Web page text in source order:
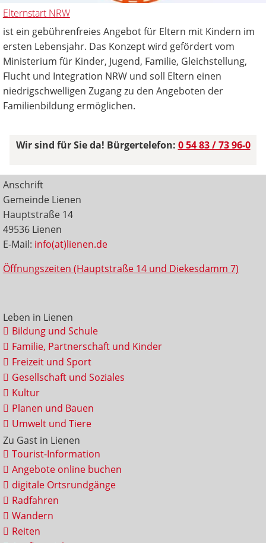
Elternstart NRW
ist ein gebührenfreies Angebot für Eltern mit Kindern im
ersten Lebensjahr. Das Konzept wird gefördert vom
Ministerium für Kinder, Jugend, Familie, Gleichstellung,
Flucht und Integration NRW und soll Eltern einen
niedrigschwelligen Zugang zu den Angeboten der
Familienbildung ermöglichen.
Wir sind für Sie da! Bürgertelefon: 0 54 83 / 73 96-0
Anschrift
Gemeinde Lienen
Hauptstraße 14
49536 Lienen
E-Mail: info(at)lienen.de
Öffnungszeiten (Hauptstraße 14 und Diekesdamm 7)
Leben in Lienen
Bildung und Schule
Familie, Partnerschaft und Kinder
Freizeit und Sport
Gesellschaft und Soziales
Kultur
Planen und Bauen
Umwelt und Tiere
Zu Gast in Lienen
Tourist-Information
Angebote online buchen
digitale Ortsrundgänge
Radfahren
Wandern
Reiten